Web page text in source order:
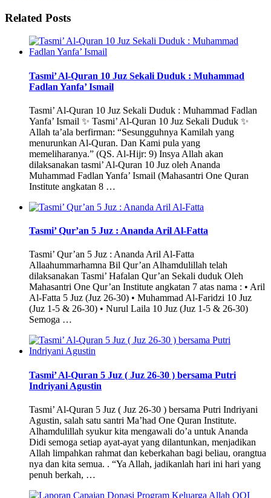
Related Posts
Tasmi’ Al-Quran 10 Juz Sekali Duduk : Muhammad
Fadlan Yanfa’ Ismail
Tasmi’ Al-Quran 10 Juz Sekali Duduk : Muhammad Fadlan
Yanfa’ Ismail ✨ Tasmi’ Al-Quran 10 Juz Sekali Duduk ✨
Allah ta’ala berfirman: “Sesungguhnya Kamilah yang
menurunkan Al-Quran. Dan Kami pula yang
memeliharanya.” (QS. Al-Hijr: 9) Insya Allah akan
dilaksanakan tasmi’ Al-Quran 10 Juz oleh Ananda
Muhammad Fadlan Yanfa’ Ismail (Mahasantri One Quran
Institute angkatan 8 …
Tasmi’ Qur’an 5 Juz : Ananda Aril Al-Fatta
Tasmi’ Qur’an 5 Juz : Ananda Aril Al-Fatta
Allaahummarhamna Bil Qur’an Alhamdulillah telah
dilaksanakan Tasmi’ Hafalan Qur’an Sekali duduk Oleh
Mahasantri One Qur’an Institute angkatan 7 atas nama : • Aril
Al-Fatta 5 Juz (Juz 26-30) • Muhammad Al-Faridzi 10 Juz
(Juz 1-5 & 26-30) • Nurul Laila 10 Juz (Juz 1-5 & 26-30)
Semoga …
Tasmi’ Al-Quran 5 Juz ( Juz 26-30 ) bersama Putri
Indriyani Agustin
Tasmi’ Al-Quran 5 Juz ( Juz 26-30 ) bersama Putri Indriyani
Agustin, salah satu santri Ma’had One Quran Institute.
Alhamdulillah syukur kita mengawali do’a untuk Ananda
Didi semoga setiap ayat-ayat yang dilantunkan, menjadikan
Allah limpahkan rahmat dan keberkahan bagi beliau, orangtua
nya dan kita semua. . “Ya Allah, jadikanlah hari ini hari yang
penuh berkah, …